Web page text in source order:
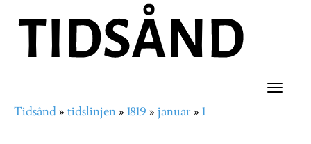
hovedinnhold
Toggle
Navigasjonssti
Tidsånd tidslinjen 1819 januar 1